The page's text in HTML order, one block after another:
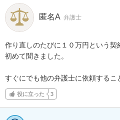
匿名A 弁護士
作り直しのたびに１０万円という契
初めて聞きました。
すぐにでも他の弁護士に依頼するこ
役に立った 3